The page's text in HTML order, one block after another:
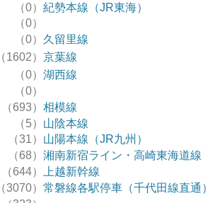
（0）紀勢本線（JR東海）
（0）
（0） 久留里線
（1602）京葉線
（0）湖西線
（0）
（693）相模線
（5） 山陰本線
（31） 山陽本線（JR九州）
（68）湘南新宿ライン・高崎東海道線
（644） 上越新幹線
（3070）常磐線各駅停車（千代田線直通）